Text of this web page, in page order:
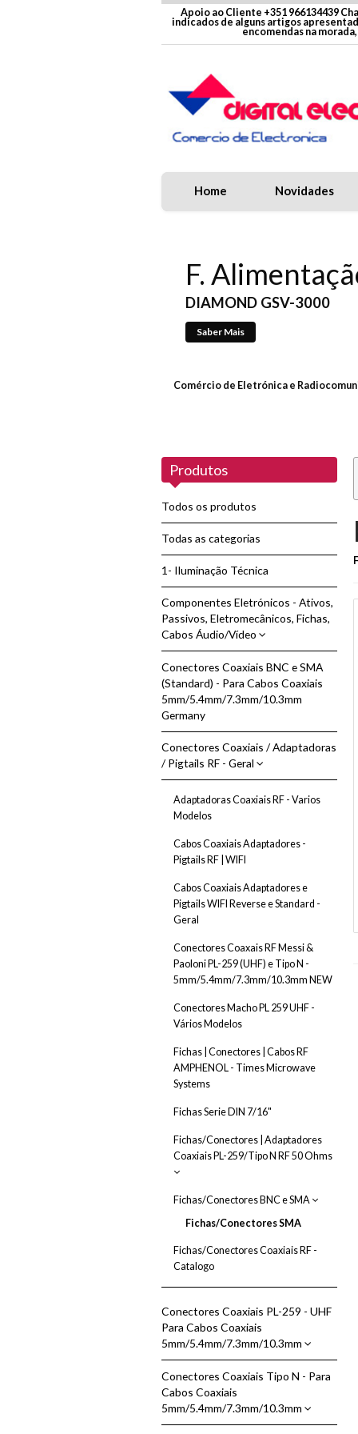
Apoio ao Cliente +351 966134439
indicados de alguns artigos
encomendas na
Home Novidades
F.
DIAMOND GSV-3000
Saber Mais
Antena HF
Saber Mais
Comércio de Eletrónica e
Produtos
Todos os produtos
Todas as categorias
1- Iluminação Técnica
Componentes Eletrónicos - Ativos,
Passivos, Eletromecânicos, Fichas,
Cabos Áudio/Vídeo
Adaptadores de Áudio/Vídeo
Cabos de Áudio/Vídeo - HDMI
Dissipação Térmica
Fichas | Conectores
Adaptadores | Conectores DC
Radioamador
Conector DC - TAMIYA 2P
Conector DC - Yaesu rotor G-450
6 Polos
Conectores Alimentação DC
Conectores Jack 3.5mm Mono e
Stereo
Fichas Bananas 4mm
Fichas de Microfone - Cabo
Pontas de Prova + Crocodilos e
Porta Fusivel
Suporte de Pilhas
Terminais Para Fio
Ventiladores DC
Conectores Coaxiais BNC e SMA
(Standard) - Para Cabos Coaxiais
5mm/5.4mm/7.3mm/10.3mm
Germany
Conectores Coaxiais / Adaptadoras
/ Pigtails RF - Geral
Adaptadoras Coaxiais RF - Varios
Modelos
Cabos Coaxiais Adaptadores -
Pigtails RF | WIFI
Cabos Coaxiais Adaptadores e
Pigtails WIFI Reverse e Standard -
Geral
Conectores Coaxais RF Messi &
Paoloni PL-259 (UHF) e Tipo N -
5mm/5.4mm/7.3mm/10.3mm NEW
Conectores Macho PL 259 UHF -
Vários Modelos
Fichas | Conectores | Cabos RF
AMPHENOL - Times Microwave
Systems
Fichas Serie DIN 7/16"
Fichas/Conectores | Adaptadores
Coaxiais PL-259/Tipo N RF 50 Ohms
Adaptadoras Coaxiais RF PL 259
Comuns
Conectores RF Tipo PL 259 UHF |
N | BNC 50 Ohm - Modelos Mais
Comuns
Fichas/Conectores BNC e SMA
Fichas/Conectores SMA
Fichas/Conectores Coaxiais RF -
Catalogo
Conectores Coaxiais PL-259 - UHF
Para Cabos Coaxiais
5mm/5.4mm/7.3mm/10.3mm
Conectores Coaxiais PL-259 - UHF
Cabos Coaxiais 5/5.4/7.3/10.3mm
Marca Kabel Kusch
Conectores Coaxiais Tipo N - Para
Cabos Coaxiais
5mm/5.4mm/7.3mm/10.3mm